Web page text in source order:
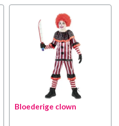
Bloederige clown